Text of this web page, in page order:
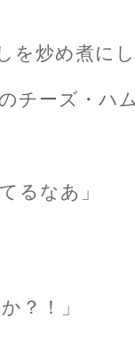
を炒め煮に
チーズ・ハ
るなあ」
？！」